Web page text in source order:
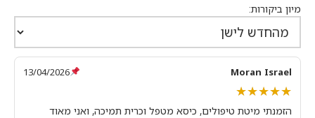
מיון ביקורות:
Moran Israel
13/04/2026
★★★★★
★★★★★
הזמנתי מיטת טיפולים, כיסא מטפל וכרית תמיכה, ואני מאוד